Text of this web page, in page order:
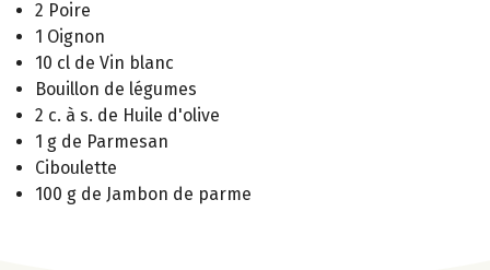
2 Poire
1 Oignon
10 cl de Vin blanc
Bouillon de légumes
2 c. à s. de Huile d'olive
1 g de Parmesan
Ciboulette
100 g de Jambon de parme